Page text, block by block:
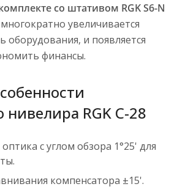
со штативом RGK S6-N
многократно увеличивается
оборудования, и появляется
финансы.
нивелира RGK C-28
с углом обзора 1°25' для
компенсатора ±15'.